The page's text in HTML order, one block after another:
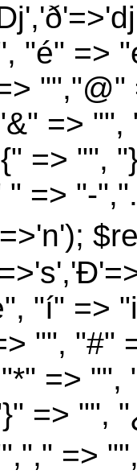
"é" =>
=>
=> "",
=> "-
"í" =>
"", "#"
=>
=> "",
=>